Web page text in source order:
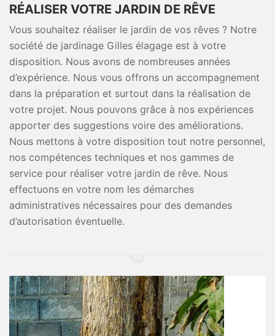
RÉALISER VOTRE JARDIN DE RÊVE
Vous souhaitez réaliser le jardin de vos rêves ? Notre
société de jardinage Gilles élagage est à votre
disposition. Nous avons de nombreuses années
d’expérience. Nous vous offrons un accompagnement
dans la préparation et surtout dans la réalisation de
votre projet. Nous pouvons grâce à nos expériences
apporter des suggestions voire des améliorations.
Nous mettons à votre disposition tout notre personnel,
nos compétences techniques et nos gammes de
service pour réaliser votre jardin de rêve. Nous
effectuons en votre nom les démarches
administratives nécessaires pour des demandes
d’autorisation éventuelle.